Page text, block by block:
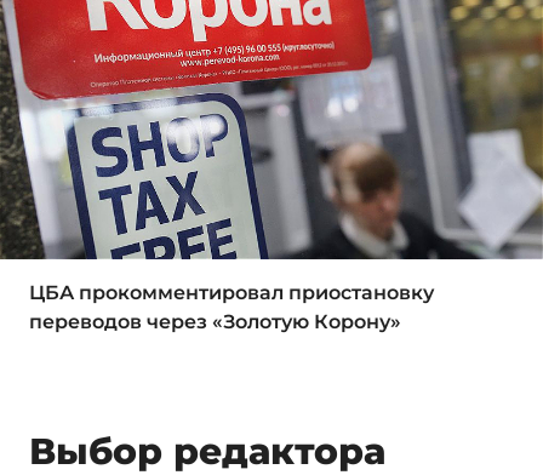
ЦБА прокомментировал приостановку
переводов через «Золотую Корону»
Выбор редактора